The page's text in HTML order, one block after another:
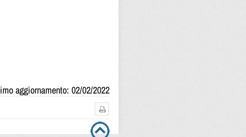
aggiornamento: 02/02/2022